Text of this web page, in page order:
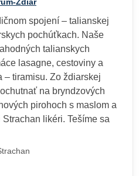
spojení – talianskej
pochúťkach. Naše
talianskych
lasagne, cestoviny a
– tiramisu. Zo ždiarskej
na bryndzových
pirohoch s maslom a
likéri. Tešíme sa